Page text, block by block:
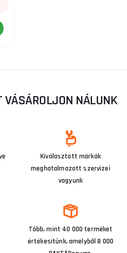
VÁSÁROLJON NÁLUNK
Kiválasztott márkák
meghatalmazott szervizei
vagyunk
Több, mint 40 000 terméket
értékesítünk, amelyből 8 000